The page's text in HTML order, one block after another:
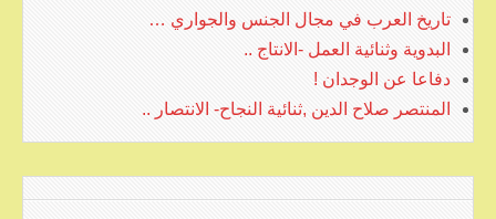
تاريخ العرب في مجال الجنس والجواري …
البدوية وثنائية العمل -الانتاج ..
دفاعا عن الوجدان !
المنتصر صلاح الدين ,ثنائية النجاح- الانتصار ..